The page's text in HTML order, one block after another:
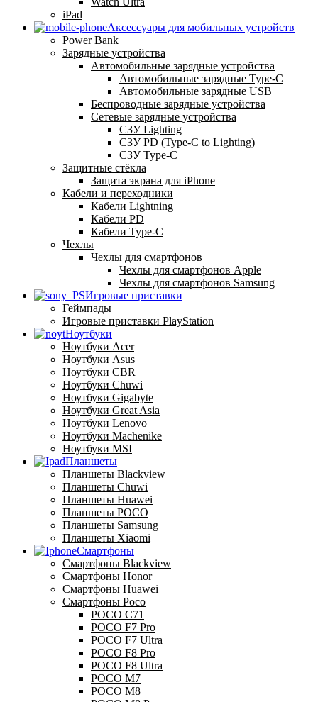
iPad
Аксессуары для мобильных устройств
Power Bank
Зарядные устройства
Автомобильные зарядные устройства
Автомобильные зарядные Type-C
Автомобильные зарядные USB
Беспроводные зарядные устройства
Сетевые зарядные устройства
СЗУ Lighting
СЗУ PD (Type-C to Lighting)
СЗУ Type-C
Защитные стёкла
Защита экрана для iPhone
Кабели и переходники
Кабели Lightning
Кабели PD
Кабели Type-C
Чехлы
Чехлы для смартфонов
Чехлы для смартфонов Apple
Чехлы для смартфонов Samsung
Игровые приставки
Геймпады
Игровые приставки PlayStation
Ноутбуки
Ноутбуки Acer
Ноутбуки Asus
Ноутбуки CBR
Ноутбуки Chuwi
Ноутбуки Gigabyte
Ноутбуки Great Asia
Ноутбуки Lenovo
Ноутбуки Machenike
Ноутбуки MSI
Планшеты
Планшеты Blackview
Планшеты Chuwi
Планшеты Huawei
Планшеты POCO
Планшеты Samsung
Планшеты Xiaomi
Смартфоны
Смартфоны Blackview
Смартфоны Honor
Смартфоны Huawei
Смартфоны Poco
POCO C71
POCO F7 Pro
POCO F7 Ultra
POCO F8 Pro
POCO F8 Ultra
POCO M7
POCO M8